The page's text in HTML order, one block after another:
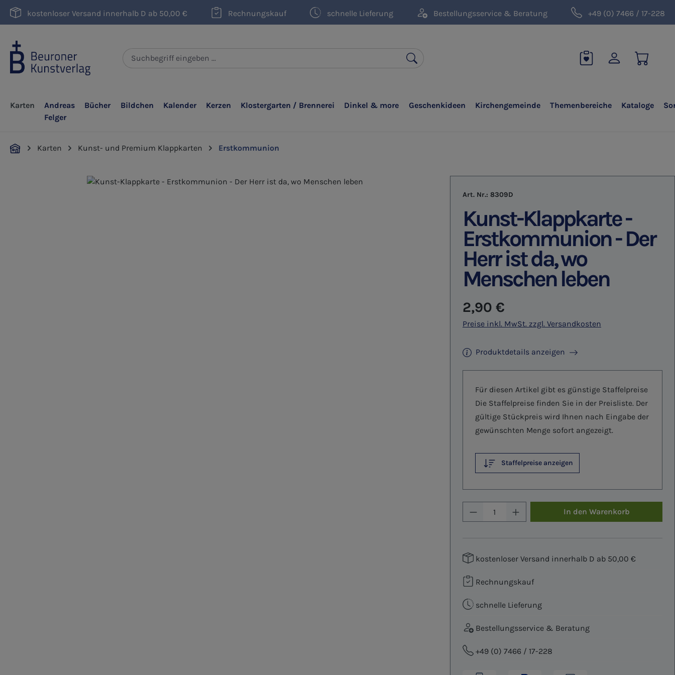
Hauptinhalt springen
Zur Suche springen
Zur Hauptnavigation springen
kostenloser Versand innerhalb D ab 50,00 € Rechnungskauf schnelle Lieferung Bestellungsservice & Beratung +49 (0) 7466 / 17-228
Karten
Andreas
Felger
Bücher Bildchen Kalender Kerzen Klostergarten / Brennerei Dinkel & more Geschenkideen Kirchengemeinde Themenbereiche Kataloge
Karten Kunst- und Premium Klappkarten Erstkommunion
Bildergalerie überspringen
Art. Nr.: 8309D
Kunst-Klappkarte -
Erstkommunion - Der
Herr ist da, wo
Menschen leben
Regulärer Preis:
2,90 €
Preise inkl. MwSt. zzgl. Versandkosten
Produktdetails anzeigen
Für diesen Artikel gibt es günstige Staffelpreise
Die Staffelpreise finden Sie in der Preisliste. Der
gültige Stückpreis wird Ihnen nach Eingabe der
gewünschten Menge sofort angezeigt.
Staffelpreise anzeigen
Produkt Anzahl: Gib den
In den Warenkorb
kostenloser Versand innerhalb D ab 50,00 €
Rechnungskauf
schnelle Lieferung
Bestellungsservice & Beratung
+49 (0) 7466 / 17-228